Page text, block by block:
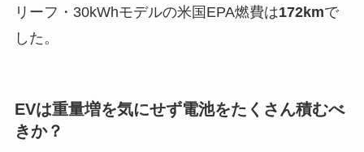
リーフ・30kWhモデルの米国EPA燃費は172kmで
した。
EVは重量増を気にせず電池をたくさん積むべ
きか？